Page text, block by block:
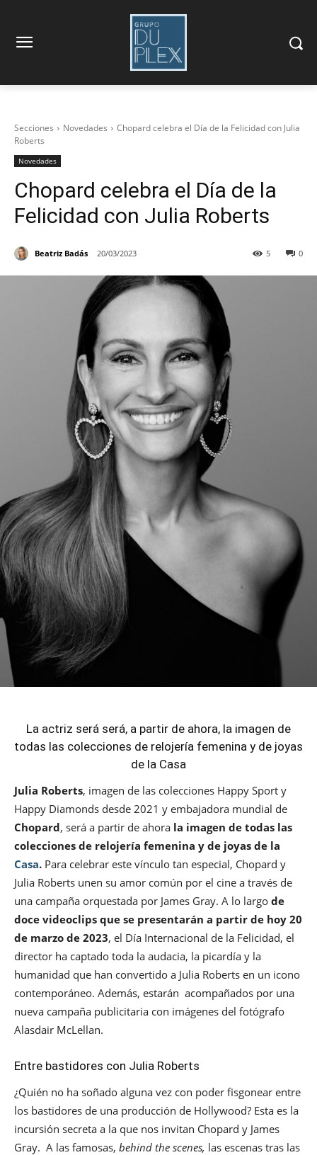
Secciones Novedades
Chopard celebra el Día de la Felicidad con Julia
Roberts
Novedades
Chopard celebra el Día de la
Felicidad con Julia Roberts
Beatriz Badás 20/03/2023 0
5
La actriz será será, a partir de ahora, la imagen de
todas las colecciones de relojería femenina y de joyas
de la Casa
Julia Roberts, imagen de las colecciones Happy Sport y
Happy Diamonds desde 2021 y embajadora mundial de
Chopard, será a partir de ahora la imagen de todas las
colecciones de relojería femenina y de joyas de la
Casa. Para celebrar este vínculo tan especial, Chopard y
Julia Roberts unen su amor común por el cine a través de
una campaña orquestada por James Gray. A lo largo de
doce videoclips que se presentarán a partir de hoy 20
de marzo de 2023, el Día Internacional de la Felicidad, el
director ha captado toda la audacia, la picardía y la
humanidad que han convertido a Julia Roberts en un icono
contemporáneo. Además, estarán acompañados por una
nueva campaña publicitaria con imágenes del fotógrafo
Alasdair McLellan.
Entre bastidores con Julia Roberts
¿Quién no ha soñado alguna vez con poder fisgonear entre
los bastidores de una producción de Hollywood? Esta es la
incursión secreta a la que nos invitan Chopard y James
Gray. A las famosas, behind the scenes, las escenas tras las